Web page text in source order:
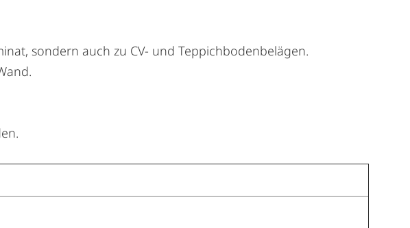
sondern auch zu CV- und Teppichbodenbelägen.